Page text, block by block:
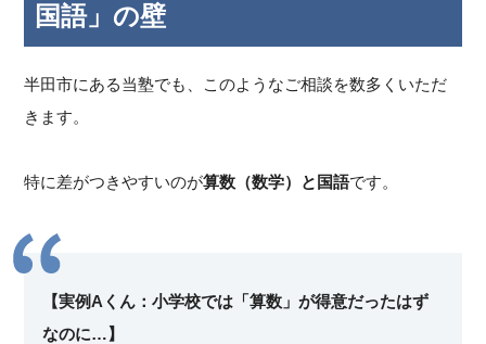
国語」の壁
半田市にある当塾でも、このようなご相談を数多くいただ
きます。
特に差がつきやすいのが算数（数学）と国語です。
【実例Aくん：小学校では「算数」が得意だったはず
なのに…】